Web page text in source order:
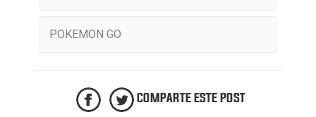
POKEMON GO
COMPARTE ESTE POST